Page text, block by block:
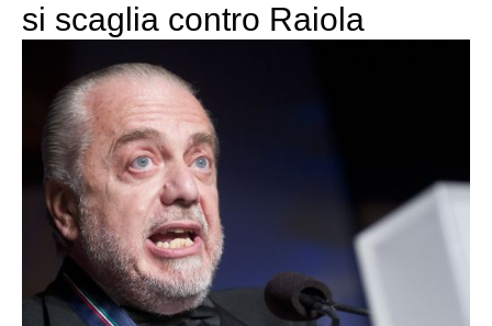
si scaglia contro Raiola